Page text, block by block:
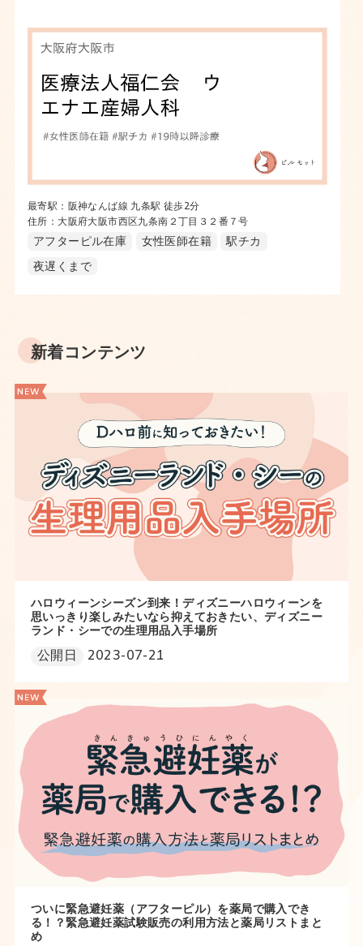
最寄駅：阪神なんば線 九条駅 徒歩2分
住所：大阪府大阪市西区九条南２丁目３２番７号
アフターピル在庫 女性医師在籍
駅チカ
夜遅くまで
新着コンテンツ
ハロウィーンシーズン到来！ディズニーハロウィーンを
思いっきり楽しみたいなら抑えておきたい、ディズニー
ランド・シーでの生理用品入手場所
公開日 2023-07-21
ついに緊急避妊薬（アフターピル）を薬局で購入でき
る！？緊急避妊薬試験販売の利用方法と薬局リストまと
め